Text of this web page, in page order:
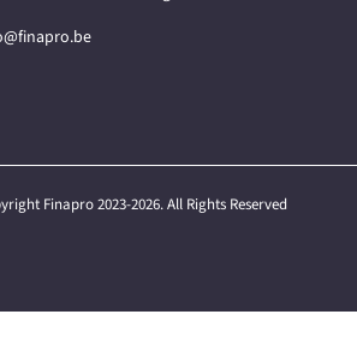
Finapro 2023-2026. All Rights Reserved